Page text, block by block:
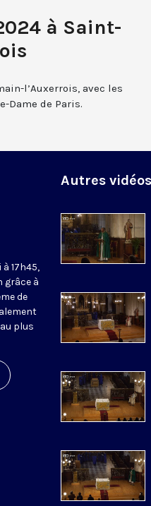
à Saint-
l’Auxerrois, avec les
Dame de Paris.
17h45,
grâce à
de
plus
Autres